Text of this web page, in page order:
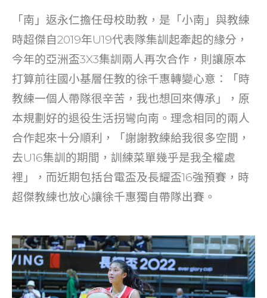
「南」返永仁擔任母校助教，是「小南」與教練
時超傑自2019年U19代表隊集訓起牽起的緣分，
今年的亞洲盃3X3集訓兩人再次合作，則讓原本
打算前往國小基層任教的徐千惠轉變心意：「時
教練一個人帶隊很辛苦，我也想回來傳承」，原
本規劃好的退役生活拐彎向南。理念相同的兩人
合作起來十分順利，「謝謝教練給我很多空間，
去U16集訓的期間，訓練菜單幾乎是我全權處
裡」，而近期包括台電盃及長耀盃16強預賽，時
超傑教練也放心讓徐千惠獨自帶隊出賽。